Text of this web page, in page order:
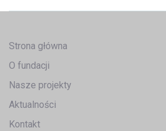
Strona główna
O fundacji
Nasze projekty
Aktualności
Kontakt